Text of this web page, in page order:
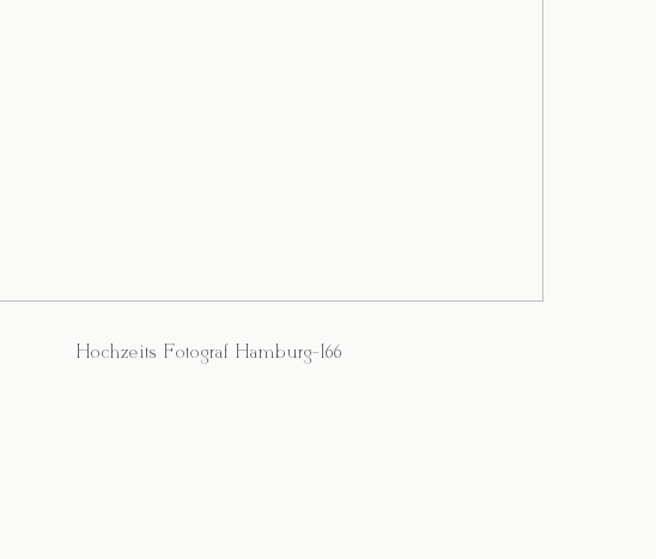
Hochzeits Fotograf Hamburg-166